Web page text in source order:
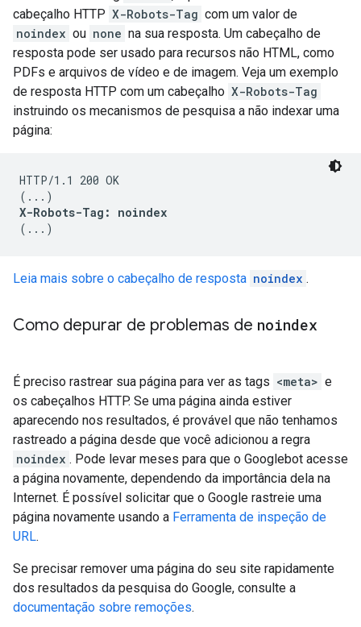
cabeçalho HTTP X-Robots-Tag com um valor de
noindex ou none na sua resposta. Um cabeçalho de
resposta pode ser usado para recursos não HTML, como
PDFs e arquivos de vídeo e de imagem. Veja um exemplo
de resposta HTTP com um cabeçalho X-Robots-Tag
instruindo os mecanismos de pesquisa a não indexar uma
página:
HTTP/1.1 200 OK
X-Robots-Tag: noindex
(...)
Leia mais sobre o cabeçalho de resposta noindex .
Como depurar de problemas de noindex
É preciso rastrear sua página para ver as tags <meta> e
os cabeçalhos HTTP. Se uma página ainda estiver
aparecendo nos resultados, é provável que não tenhamos
rastreado a página desde que você adicionou a regra
noindex . Pode levar meses para que o Googlebot acesse
a página novamente, dependendo da importância dela na
Internet. É possível solicitar que o Google rastreie uma
página novamente usando a Ferramenta de inspeção de
URL.
Se precisar remover uma página do seu site rapidamente
dos resultados da pesquisa do Google, consulte a
documentação sobre remoções.